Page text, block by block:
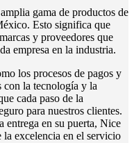
gama de productos de
Esto significa que
y proveedores que
empresa en la industria.
los procesos de pagos y
con la tecnología y la
cada paso de la
para nuestros clientes.
entrega en su puerta, Nice
excelencia en el servicio